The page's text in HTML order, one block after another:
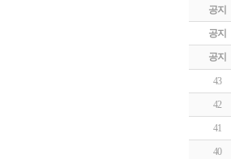
공지
공지
공지
43
42
41
40